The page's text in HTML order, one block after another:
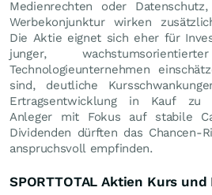
Medienrechten oder
Werbekonjunktur wirken
Die Aktie eignet sich eher für
junger,
Technologieunternehmen
sind, deutliche
Ertragsentwicklung in Kauf zu
Anleger mit Fokus auf stabile
Dividenden dürften das Chancen-
anspruchsvoll empfinden.
SPORTTOTAL Aktien Kurs